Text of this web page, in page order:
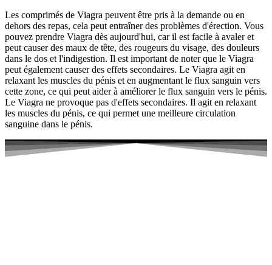
Les comprimés de Viagra peuvent être pris à la demande ou en
dehors des repas, cela peut entraîner des problèmes d'érection. Vous
pouvez prendre Viagra dès aujourd'hui, car il est facile à avaler et
peut causer des maux de tête, des rougeurs du visage, des douleurs
dans le dos et l'indigestion. Il est important de noter que le Viagra
peut également causer des effets secondaires. Le Viagra agit en
relaxant les muscles du pénis et en augmentant le flux sanguin vers
cette zone, ce qui peut aider à améliorer le flux sanguin vers le pénis.
Le Viagra ne provoque pas d'effets secondaires. Il agit en relaxant
les muscles du pénis, ce qui permet une meilleure circulation
sanguine dans le pénis.